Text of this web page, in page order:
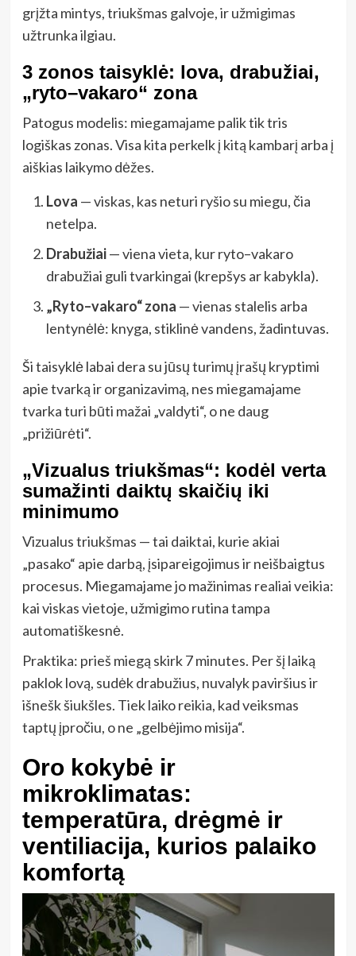
grįžta mintys, triukšmas galvoje, ir užmigimas
užtrunka ilgiau.
3 zonos taisyklė: lova, drabužiai,
„ryto–vakaro“ zona
Patogus modelis: miegamajame palik tik tris
logiškas zonas. Visa kita perkelk į kitą kambarį arba į
aiškias laikymo dėžes.
Lova — viskas, kas neturi ryšio su miegu, čia
netelpa.
Drabužiai— viena vieta, kur ryto–vakaro
drabužiai guli tvarkingai (krepšys ar kabykla).
„Ryto–vakaro“ zona — vienas stalelis arba
lentynėlė: knyga, stiklinė vandens, žadintuvas.
Ši taisyklė labai dera su jūsų turimų įrašų kryptimi
apie tvarką ir organizavimą, nes miegamajame
tvarka turi būti mažai „valdyti“, o ne daug
„prižiūrėti“.
„Vizualus triukšmas“: kodėl verta
sumažinti daiktų skaičių iki
minimumo
Vizualus triukšmas — tai daiktai, kurie akiai
„pasako“ apie darbą, įsipareigojimus ir neišbaigtus
procesus. Miegamajame jo mažinimas realiai veikia:
kai viskas vietoje, užmigimo rutina tampa
automatiškesnė.
Praktika: prieš miegą skirk 7 minutes. Per šį laiką
paklok lovą, sudėk drabužius, nuvalyk paviršius ir
išnešk šiukšles. Tiek laiko reikia, kad veiksmas
taptų įpročiu, o ne „gelbėjimo misija“.
Oro kokybė ir
mikroklimatas:
temperatūra, drėgmė ir
ventiliacija, kurios palaiko
komfortą